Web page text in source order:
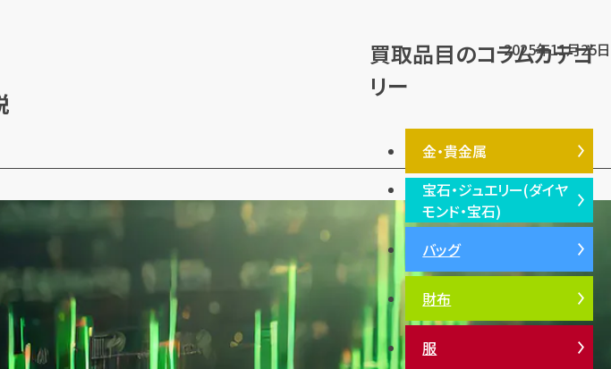
2025年11月25日
買取品目のコラムカテゴ
リー
金・貴金属
金・貴金属TOP
プラチナ
銀・シルバー
宝石・ジュエリー(ダイヤ
モンド・宝石)
宝石・ジュエリー(ダイヤモン
ド・宝石)TOP
ダイヤモンド
バッグ
財布
服